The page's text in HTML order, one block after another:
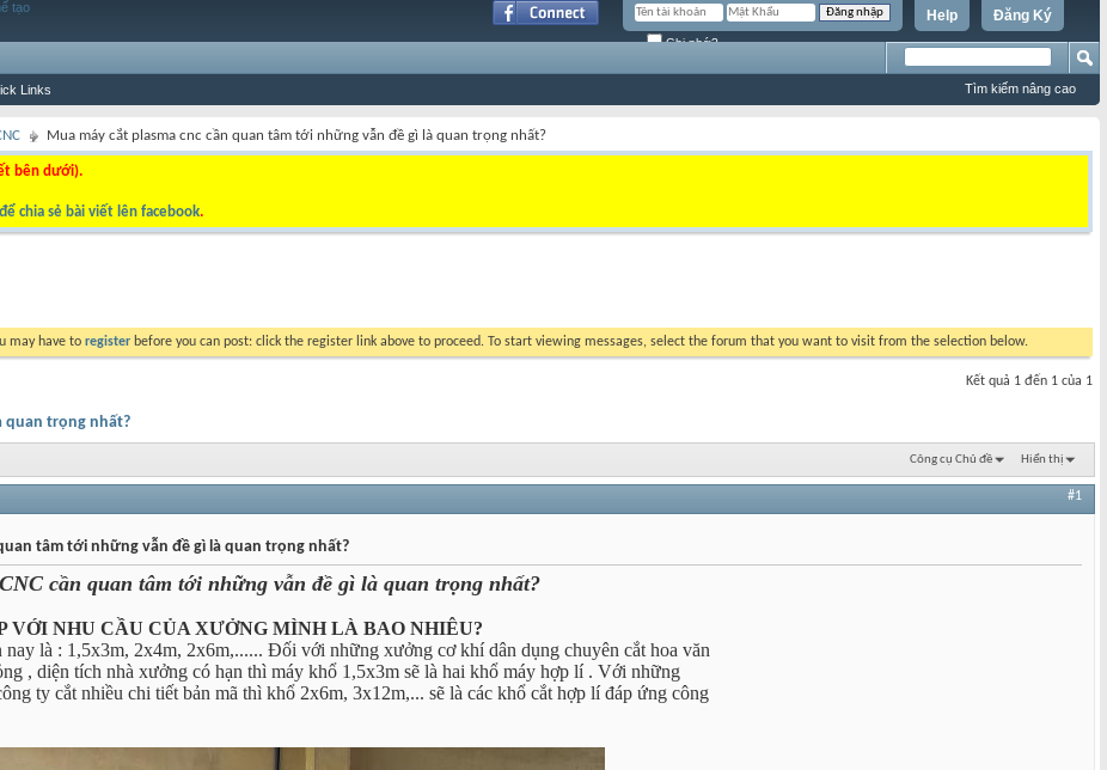
Đăng Ký
Help
Ghi nhớ?
Links Tìm kiếm nâng cao
Mua máy cắt plasma cnc cần quan tâm tới những vẫn đề gì là quan trọng nhất?
bên dưới).
để chia sẻ bài viết lên facebook.
may have to register before you can post: click the register link above to proceed. To start viewing messages, select the forum that you want to visit from the selection below.
Kết quả 1 đến 1 của 1
quan trọng nhất?
Công cụ Chủ đề Hiển thị
#1
tâm tới những vẫn đề gì là quan trọng nhất?
cần quan tâm tới những vẫn đề gì là quan trọng nhất?
VỚI NHU CẦU CỦA XƯỞNG MÌNH LÀ BAO NHIÊU?
nay là : 1,5x3m, 2x4m, 2x6m,...... Đối với những xưởng cơ khí dân dụng chuyên cắt hoa văn
, diện tích nhà xưởng có hạn thì máy khổ 1,5x3m sẽ là hai khổ máy hợp lí . Với những
ty cắt nhiều chi tiết bản mã thì khổ 2x6m, 3x12m,... sẽ là các khổ cắt hợp lí đáp ứng công